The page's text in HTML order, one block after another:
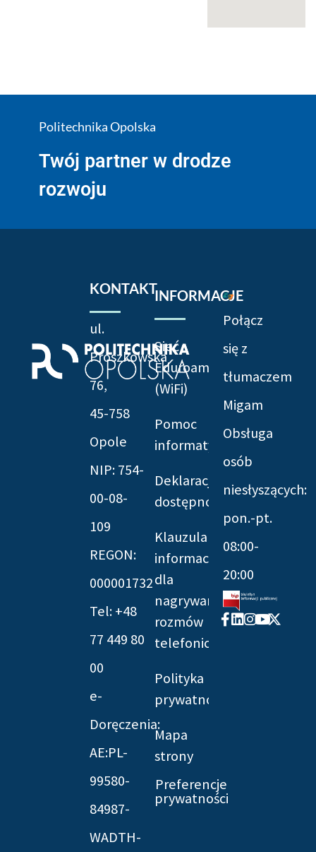
Politechnika Opolska
Twój partner w drodze
rozwoju
KONTAKT
ul.
Prószkowska
76,
45-758
Opole
NIP: 754-
00-08-
109
REGON:
000001732
Tel: +48
77 449 80
00
e-
Doręczenia:
AE:PL-
99580-
84987-
WADTH-
INFORMACJE
Sieć
Eduroam
(WiFi)
Pomoc
informatyczna
Deklaracja
dostępności
Klauzula
informacyjna
dla
nagrywania
rozmów
telefonicznych
Polityka
prywatności
Mapa
strony
Preferencje
prywatności
Połącz
się z
tłumaczem
Migam
Obsługa
osób
niesłyszących:
pon.-pt.
08:00-
20:00
Facebook-
f
Linkedin
Instagram
Youtube
X-
twitter